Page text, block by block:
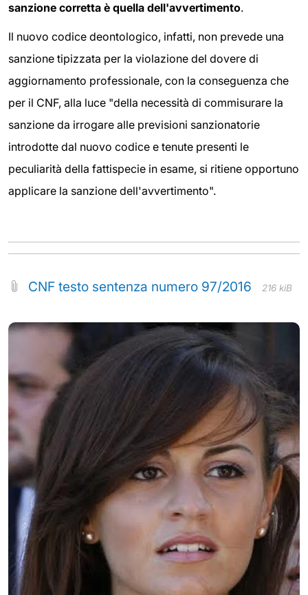
sanzione corretta è quella dell'avvertimento.
Il nuovo codice deontologico, infatti, non prevede una
sanzione tipizzata per la violazione del dovere di
aggiornamento professionale, con la conseguenza che
per il CNF, alla luce "della necessità di commisurare la
sanzione da irrogare alle previsioni sanzionatorie
introdotte dal nuovo codice e tenute presenti le
peculiarità della fattispecie in esame, si ritiene opportuno
applicare la sanzione dell'avvertimento".
CNF testo sentenza numero 97/2016 216 kiB